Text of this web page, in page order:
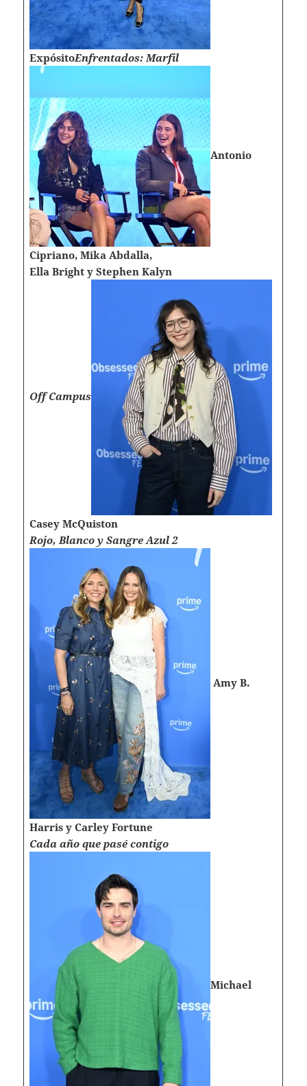
ExpósitoEnfrentados: Marfil
Antonio
Cipriano, Mika Abdalla,
Ella Bright y Stephen Kalyn
Off Campus
Casey McQuiston
Rojo, Blanco y Sangre Azul 2
Amy B.
Harris y Carley Fortune
Cada año que pasé contigo
Michael